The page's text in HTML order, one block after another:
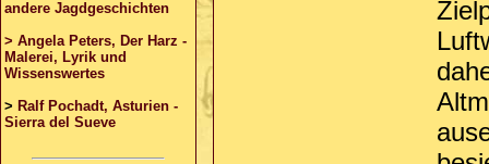
andere Jagdgeschichten
> Angela Peters, Der Harz -
Malerei, Lyrik und
Wissenswertes
> Ralf Pochadt, Asturien -
Sierra del Sueve